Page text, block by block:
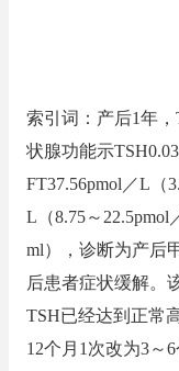
索引词：产后1年
状腺功能示
FT37.56pmol／L（
L（8.75～22.5pmol
ml），诊断为产后
后患者症状缓解。
TSH已经达到正常
12个月1次改为3～